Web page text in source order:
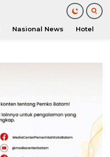
Nasional News Hotel